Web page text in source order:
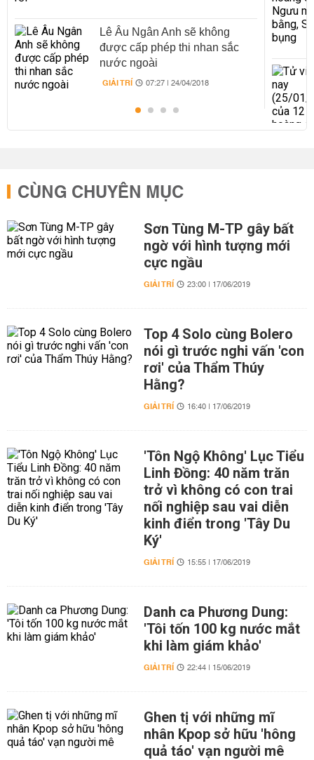
Lê Âu Ngân Anh sẽ không
được cấp phép thi nhan sắc
nước ngoài
GIẢI TRÍ 07:27 | 24/04/2018
CÙNG CHUYÊN MỤC
Sơn Tùng M-TP gây bất
ngờ với hình tượng mới
cực ngầu
GIẢI TRÍ 23:00 | 17/06/2019
Top 4 Solo cùng Bolero
nói gì trước nghi vấn 'con
rơi' của Thẩm Thúy
Hằng?
GIẢI TRÍ 16:40 | 17/06/2019
'Tôn Ngộ Không' Lục Tiểu
Linh Đồng: 40 năm trăn
trở vì không có con trai
nối nghiệp sau vai diễn
kinh điển trong 'Tây Du
Ký'
GIẢI TRÍ 15:55 | 17/06/2019
Danh ca Phương Dung:
'Tôi tốn 100 kg nước mắt
khi làm giám khảo'
GIẢI TRÍ 22:44 | 15/06/2019
Ghen tị với những mĩ
nhân Kpop sở hữu 'hông
quả táo' vạn người mê